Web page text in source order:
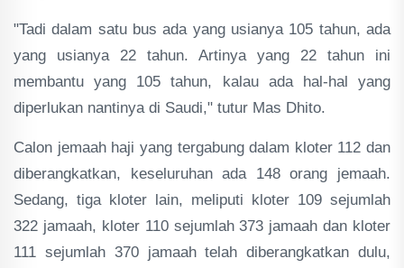
"Tadi dalam satu bus ada yang usianya 105 tahun, ada
yang usianya 22 tahun. Artinya yang 22 tahun ini
membantu yang 105 tahun, kalau ada hal-hal yang
diperlukan nantinya di Saudi," tutur Mas Dhito.
Calon jemaah haji yang tergabung dalam kloter 112 dan
diberangkatkan, keseluruhan ada 148 orang jemaah.
Sedang, tiga kloter lain, meliputi kloter 109 sejumlah
322 jamaah, kloter 110 sejumlah 373 jamaah dan kloter
111 sejumlah 370 jamaah telah diberangkatkan dulu,